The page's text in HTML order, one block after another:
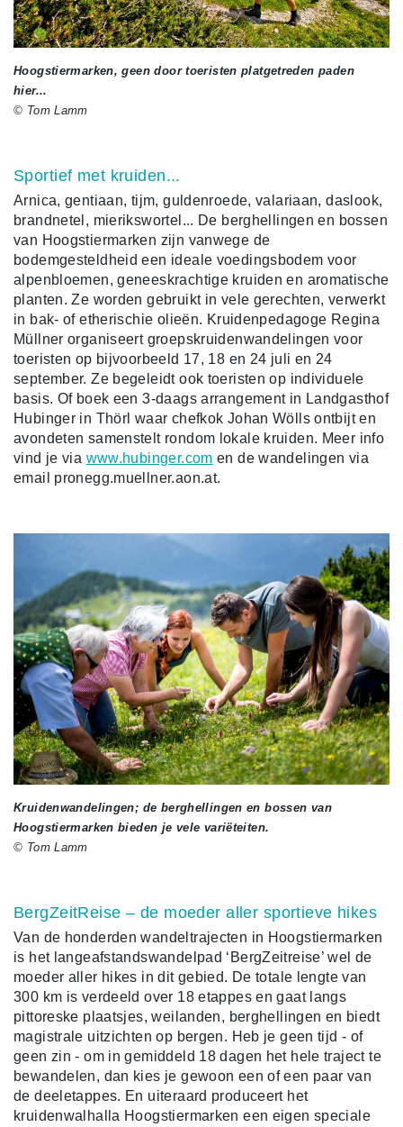
Hoogstiermarken, geen door toeristen platgetreden paden
hier...
© Tom Lamm
Sportief met kruiden...
Arnica, gentiaan, tijm, guldenroede, valariaan, daslook,
brandnetel, mierikswortel... De berghellingen en bossen
van Hoogstiermarken zijn vanwege de
bodemgesteldheid een ideale voedingsbodem voor
alpenbloemen, geneeskrachtige kruiden en aromatische
planten. Ze worden gebruikt in vele gerechten, verwerkt
in bak- of etherischie olieën. Kruidenpedagoge Regina
Müllner organiseert groepskruidenwandelingen voor
toeristen op bijvoorbeeld 17, 18 en 24 juli en 24
september. Ze begeleidt ook toeristen op individuele
basis. Of boek een 3-daags arrangement in Landgasthof
Hubinger in Thörl waar chefkok Johan Wölls ontbijt en
avondeten samenstelt rondom lokale kruiden. Meer info
vind je via www.hubinger.com en de wandelingen via
email pronegg.muellner.aon.at.
Kruidenwandelingen; de berghellingen en bossen van
Hoogstiermarken bieden je vele variëteiten.
© Tom Lamm
BergZeitReise – de moeder aller sportieve hikes
Van de honderden wandeltrajecten in Hoogstiermarken
is het langeafstandswandelpad ‘BergZeitreise’ wel de
moeder aller hikes in dit gebied. De totale lengte van
300 km is verdeeld over 18 etappes en gaat langs
pittoreske plaatsjes, weilanden, berghellingen en biedt
magistrale uitzichten op bergen. Heb je geen tijd - of
geen zin - om in gemiddeld 18 dagen het hele traject te
bewandelen, dan kies je gewoon een of een paar van
de deeletappes. En uiteraard produceert het
kruidenwalhalla Hoogstiermarken een eigen speciale